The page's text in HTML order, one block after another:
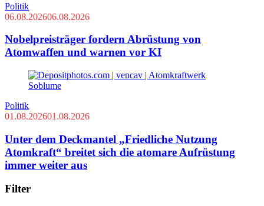
Politik
06.08.202606.08.2026
Nobelpreisträger fordern Abrüstung von
Atomwaffen und warnen vor KI
Politik
01.08.202601.08.2026
Unter dem Deckmantel „Friedliche Nutzung
Atomkraft“ breitet sich die atomare Aufrüstung
immer weiter aus
Filter